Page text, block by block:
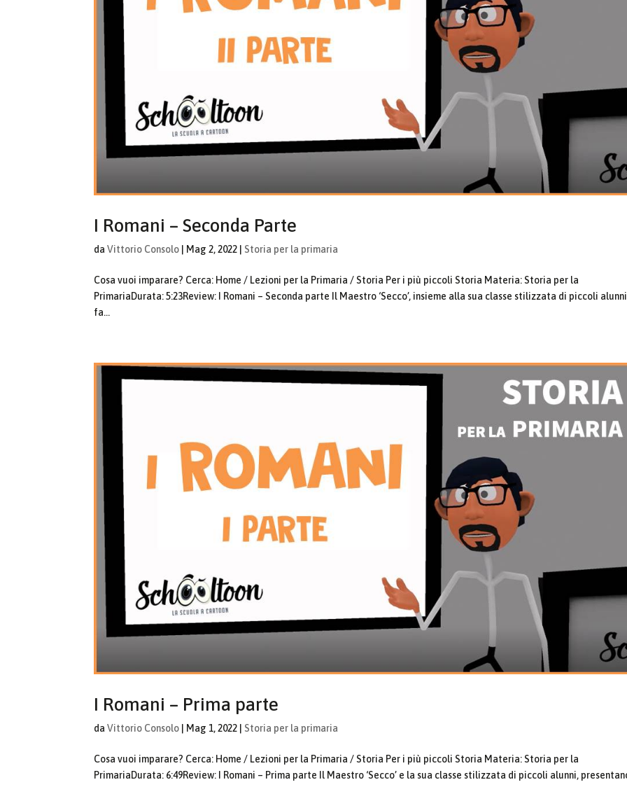
I Romani – Seconda Parte
daVittorio Consolo Mag 2, 2022 Storia per la primaria
Cosa vuoi imparare? Cerca: Home / Lezioni per la Primaria / Storia Per i più piccoli Storia Materia: Storia per la
PrimariaDurata: 5:23Review: I Romani – Seconda parte Il Maestro ‘Secco’, insieme alla sua classe stilizzata di piccoli
fa...
I Romani – Prima parte
daVittorio Consolo Mag 1, 2022 Storia per la primaria
Cosa vuoi imparare? Cerca: Home / Lezioni per la Primaria / Storia Per i più piccoli Storia Materia: Storia per la
PrimariaDurata: 6:49Review: I Romani – Prima parte Il Maestro ‘Secco’ e la sua classe stilizzata di piccoli alunni,